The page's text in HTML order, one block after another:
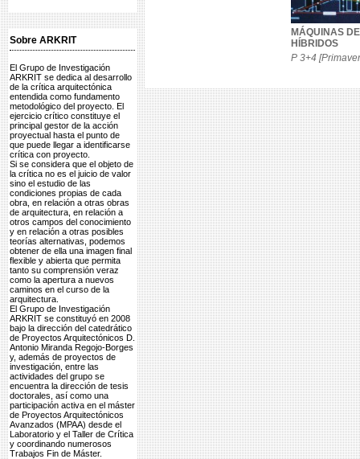
Sobre ARKRIT
El Grupo de Investigación
ARKRIT se dedica al desarrollo
de la crítica arquitectónica
entendida como fundamento
metodológico del proyecto. El
ejercicio crítico constituye el
principal gestor de la acción
proyectual hasta el punto de
que puede llegar a identificarse
crítica con proyecto.
Si se considera que el objeto de
la crítica no es el juicio de valor
sino el estudio de las
condiciones propias de cada
obra, en relación a otras obras
de arquitectura, en relación a
otros campos del conocimiento
y en relación a otras posibles
teorías alternativas, podemos
obtener de ella una imagen final
flexible y abierta que permita
tanto su comprensión veraz
como la apertura a nuevos
caminos en el curso de la
arquitectura.
El Grupo de Investigación
ARKRIT se constituyó en 2008
bajo la dirección del catedrático
de Proyectos Arquitectónicos D.
Antonio Miranda Regojo-Borges
y, además de proyectos de
investigación, entre las
actividades del grupo se
encuentra la dirección de tesis
doctorales, así como una
participación activa en el máster
de Proyectos Arquitectónicos
Avanzados (MPAA) desde el
Laboratorio y el Taller de Crítica
y coordinando numerosos
Trabajos Fin de Máster.
MÁQUINAS
HÍBRIDOS
P 3+4